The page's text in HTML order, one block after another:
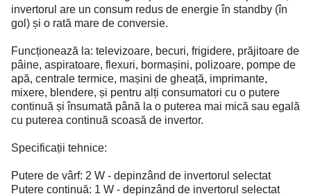
invertorul are un consum redus de energie în standby (în
gol) și o rată mare de conversie.
Funcționează la: televizoare, becuri, frigidere, prăjitoare de
pâine, aspiratoare, flexuri, bormașini, polizoare, pompe de
apă, centrale termice, mașini de gheață, imprimante,
mixere, blendere, și pentru alți consumatori cu o putere
continuă și însumată până la o puterea mai mică sau egală
cu puterea continuă scoasă de invertor.
Specificații tehnice:
Putere de vârf: 2 W - depinzând de invertorul selectat
Putere continuă: 1 W - depinzând de invertorul selectat